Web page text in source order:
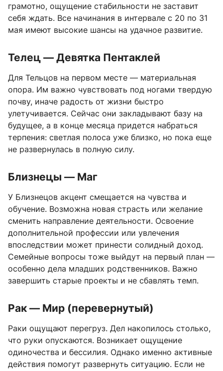
грамотно, ощущение стабильности не заставит
себя ждать. Все начинания в интервале с 20 по 31
мая имеют высокие шансы на удачное развитие.
Телец — Девятка Пентаклей
Для Тельцов на первом месте — материальная
опора. Им важно чувствовать под ногами твердую
почву, иначе радость от жизни быстро
улетучивается. Сейчас они закладывают базу на
будущее, а в конце месяца придется набраться
терпения: светлая полоса уже близко, но пока еще
не развернулась в полную силу.
Близнецы — Маг
У Близнецов акцент смещается на чувства и
обучение. Возможна новая страсть или желание
сменить направление деятельности. Освоение
дополнительной профессии или увлечения
впоследствии может принести солидный доход.
Семейные вопросы тоже выйдут на первый план —
особенно дела младших родственников. Важно
завершить старые проекты и не сбавлять темп.
Рак — Мир (перевернутый)
Раки ощущают перегруз. Дел накопилось столько,
что руки опускаются. Возникает ощущение
одиночества и бессилия. Однако именно активные
действия помогут развернуть ситуацию. Если не